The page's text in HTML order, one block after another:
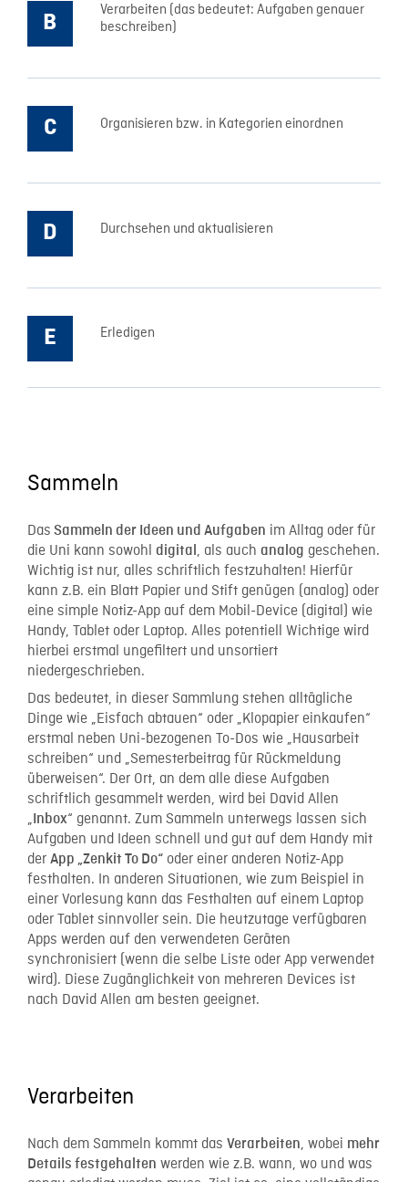
Verarbeiten (das bedeutet: Aufgaben genauer
beschreiben)
Organisieren bzw. in Kategorien einordnen
Durchsehen und aktualisieren
Erledigen
Sammeln
Das Sammeln der Ideen und Aufgaben im Alltag oder für
die Uni kann sowohl digital , als auch analog geschehen.
Wichtig ist nur, alles schriftlich festzuhalten! Hierfür
kann z.B. ein Blatt Papier und Stift genügen (analog) oder
eine simple Notiz-App auf dem Mobil-Device (digital) wie
Handy, Tablet oder Laptop. Alles potentiell Wichtige wird
hierbei erstmal ungefiltert und unsortiert
niedergeschrieben.
Das bedeutet, in dieser Sammlung stehen alltägliche
Dinge wie „Eisfach abtauen“ oder „Klopapier einkaufen“
erstmal neben Uni-bezogenen To-Dos wie „Hausarbeit
schreiben“ und „Semesterbeitrag für Rückmeldung
überweisen“. Der Ort, an dem alle diese Aufgaben
schriftlich gesammelt werden, wird bei David Allen
„Inbox“ genannt. Zum Sammeln unterwegs lassen sich
Aufgaben und Ideen schnell und gut auf dem Handy mit
der App „Zenkit To Do“ oder einer anderen Notiz-App
festhalten. In anderen Situationen, wie zum Beispiel in
einer Vorlesung kann das Festhalten auf einem Laptop
oder Tablet sinnvoller sein. Die heutzutage verfügbaren
Apps werden auf den verwendeten Geräten
synchronisiert (wenn die selbe Liste oder App verwendet
wird). Diese Zugänglichkeit von mehreren Devices ist
nach David Allen am besten geeignet.
Verarbeiten
Nach dem Sammeln kommt das Verarbeiten, wobei mehr
Details festgehalten werden wie z.B. wann, wo und was